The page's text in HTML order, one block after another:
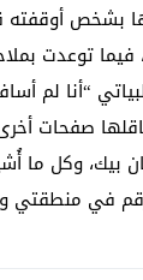
بشخص
توعدت
“أنا لم
صفحات
وكل ما
في